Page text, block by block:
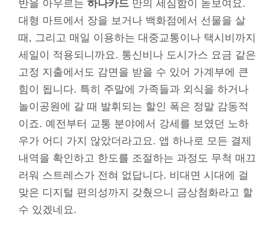
반을 아우르는 하나카드 만의 세심함이 돋보여요.
대형 마트에서 장을 보거나 백화점에서 선물을 살
때, 그리고 매일 이용하는 대중교통이나 택시비까지
세일이 적용되니까요. 통신비나 도시가스 요금 같은
고정 지출에서도 감면을 받을 수 있어 가계부에 큰
힘이 됩니다. 특히 주말에 가족들과 외식을 하거나
놀이공원에 갈 때 발휘되는 할인 폭은 정말 감동적
이죠. 예전부터 교통 분야에서 강세를 보였던 노하
우가 어디 가지 않았더라고요. 앱 하나로 모든 결제
내역을 확인하고 한도를 조절하는 과정도 무척 매끄
러워 스트레스가 전혀 없답니다. 비대면 시대에 걸
맞은 디지털 편의성까지 갖췄으니 금상첨화라고 할
수 있겠네요.